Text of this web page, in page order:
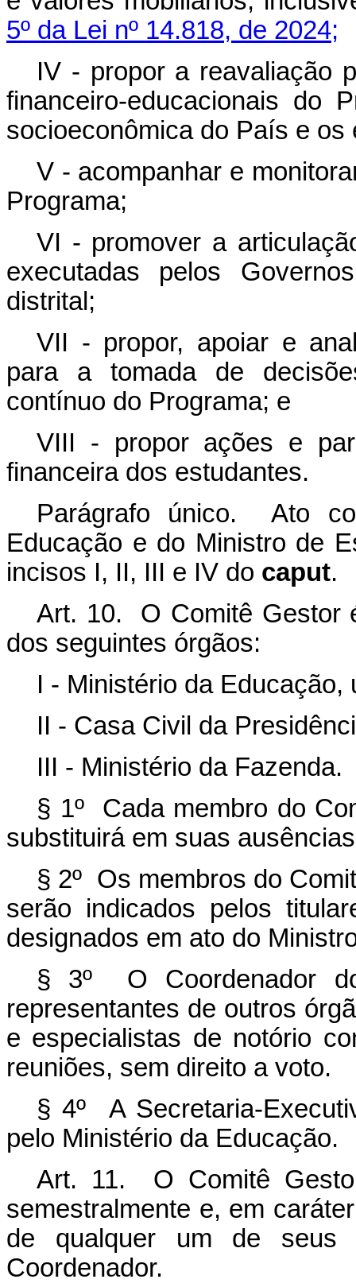
5º da Lei nº 14.818, de 2024;
IV - propor a reavaliação
financeiro-educacionais do
socioeconômica do País e
V - acompanhar e
Programa;
VI - promover a
executadas pelos
distrital;
VII - propor, apoiar e
para a tomada de
contínuo do Programa; e
VIII - propor ações e
financeira dos estudantes.
Parágrafo único. Ato
Educação e do Ministro de
incisos I, II, III e IV do caput.
Art. 10. O Comitê Gestor
dos seguintes órgãos:
I - Ministério da
II - Casa Civil da
III - Ministério da Fazenda.
§ 1º Cada membro do
substituirá em suas
§ 2º Os membros do
serão indicados pelos
designados em ato do
§ 3º O Coordenador
representantes de outros
e especialistas de notório
reuniões, sem direito a voto.
§ 4º A Secretaria-
pelo Ministério da Educação.
Art. 11. O Comitê
semestralmente e, em
de qualquer um de seus
Coordenador.